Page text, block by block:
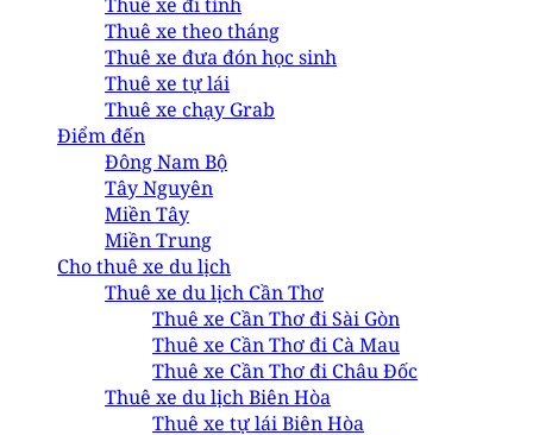
Thuê xe theo tháng
Thuê xe đưa đón học sinh
Thuê xe tự lái
Thuê xe chạy Grab
Điểm đến
Đông Nam Bộ
Tây Nguyên
Miền Tây
Miền Trung
Cho thuê xe du lịch
Thuê xe du lịch Cần Thơ
Thuê xe Cần Thơ đi Sài Gòn
Thuê xe Cần Thơ đi Cà Mau
Thuê xe Cần Thơ đi Châu Đốc
Thuê xe du lịch Biên Hòa
Thuê xe tự lái Biên Hòa